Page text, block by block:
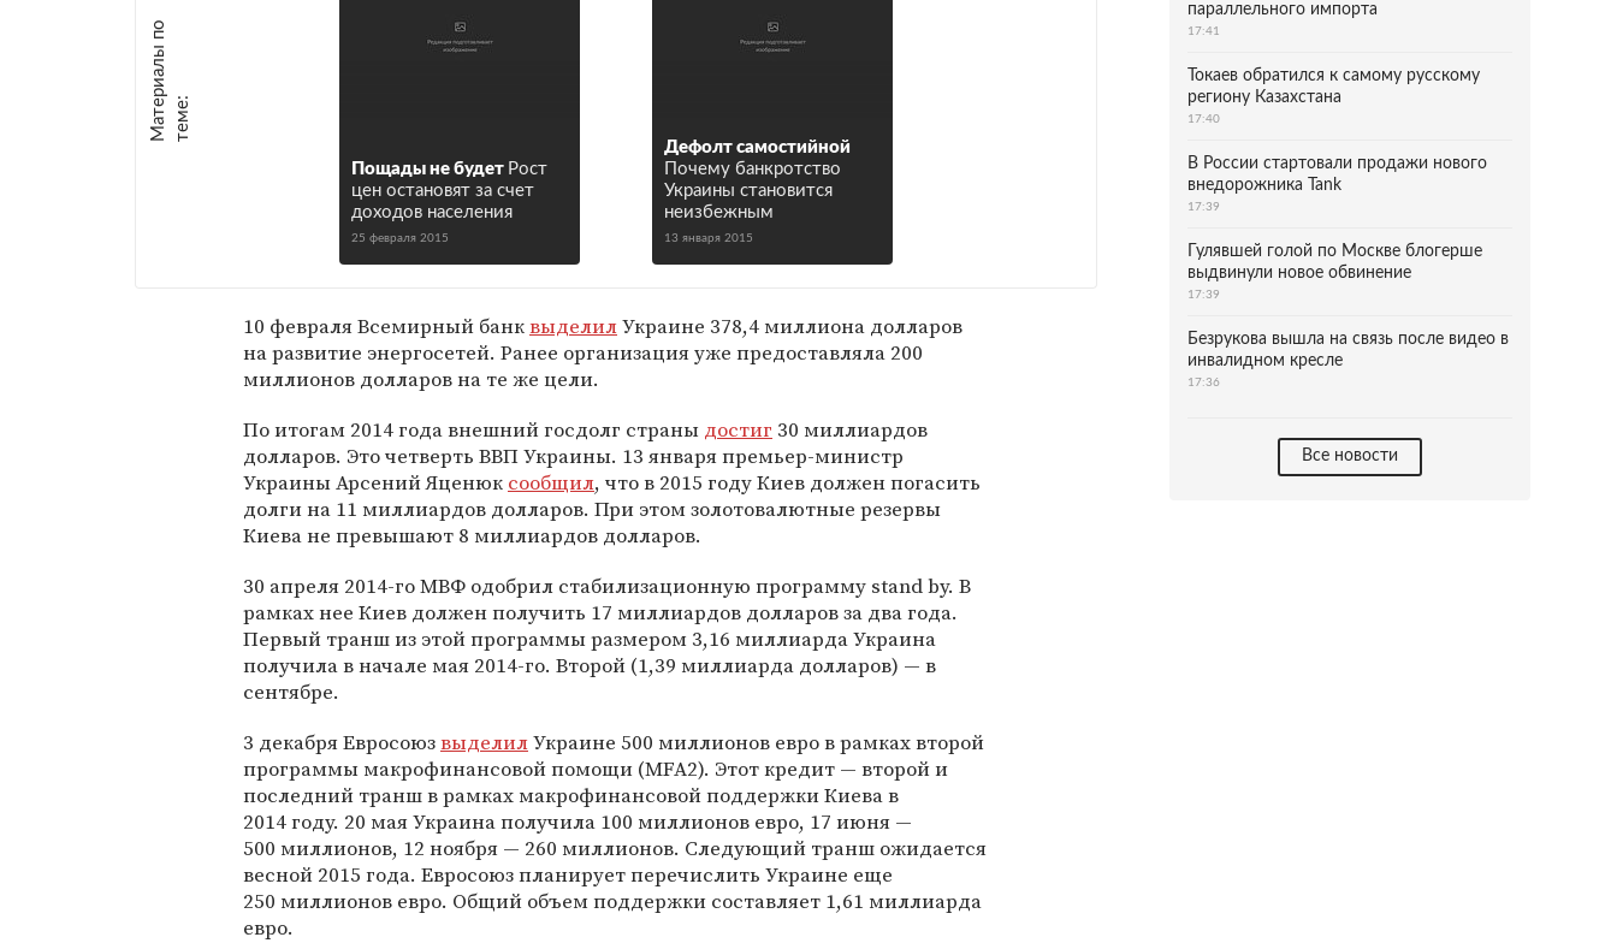
М
а
т е
р
и
а
л
ы
п
о
т
е
м
е :
Пощады не будет Рост
цен остановят за счет
доходов населения
25 февраля 2015
Дефолт самостийной
Почему банкротство
Украины становится
неизбежным
13 января 2015
10 февраля Всемирный банквыделилУкраине 378,4 миллиона долларов
на развитие энергосетей. Ранее организация уже предоставляла 200
миллионов долларов на те же цели.
По итогам 2014 года внешний госдолг страны достиг 30 миллиардов
долларов. Это четверть ВВП Украины. 13 января премьер-министр
Украины Арсений Яценюк сообщил, что в 2015 году Киев должен погасить
долги на 11 миллиардов долларов. При этом золотовалютные резервы
Киева не превышают 8 миллиардов долларов.
30 апреля 2014-го МВФ одобрил стабилизационную программу stand by. В
рамках нее Киев должен получить 17 миллиардов долларов за два года.
Первый транш из этой программы размером 3,16 миллиарда Украина
получила в начале мая 2014-го. Второй (1,39 миллиарда долларов) — в
сентябре.
3 декабря ЕвросоюзвыделилУкраине 500 миллионов евро в рамках второй
программы макрофинансовой помощи (MFA2). Этот кредит — второй и
последний транш в рамках макрофинансовой поддержки Киева в
2014 году. 20 мая Украина получила 100 миллионов евро, 17 июня —
500 миллионов, 12 ноября — 260 миллионов. Следующий транш ожидается
весной 2015 года. Евросоюз планирует перечислить Украине еще
250 миллионов евро. Общий объем поддержки составляет 1,61 миллиарда
евро.
параллельного импорта
17:41
Токаев обратился к самому русскому
региону Казахстана
17:40
В России стартовали продажи нового
внедорожника Tank
17:39
Гулявшей голой по Москве блогерше
выдвинули новое обвинение
17:39
Безрукова вышла на связь после видео в
инвалидном кресле
17:36
Все новости